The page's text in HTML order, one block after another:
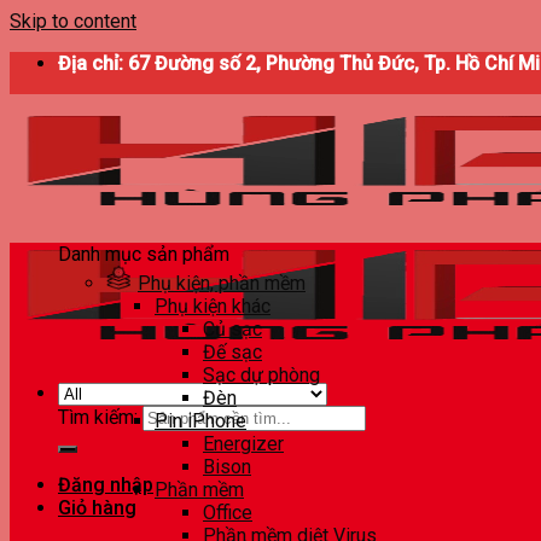
Skip to content
Địa chỉ: 67 Đường số 2, Phường Thủ Đức, Tp. Hồ Chí
Tìm kiếm:
Đăng nhập
Giỏ hàng
Danh mục sản phẩm
Phụ kiện, phần mềm
Phụ kiện khác
Củ sạc
Đế sạc
Sạc dự phòng
Đèn
Pin iPhone
Energizer
Bison
Phần mềm
Office
Phần mềm diệt Virus